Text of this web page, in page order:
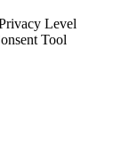
Level
Tool